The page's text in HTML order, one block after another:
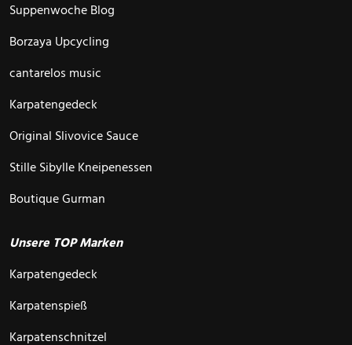
Suppenwoche Blog
Borzaya Upcycling
cantarelos music
Karpatengedeck
Original Slivovice Sauce
Stille Sibylle Kneipenessen
Boutique Gurman
Unsere TOP Marken
Karpatengedeck
Karpatenspieß
Karpatenschnitzel